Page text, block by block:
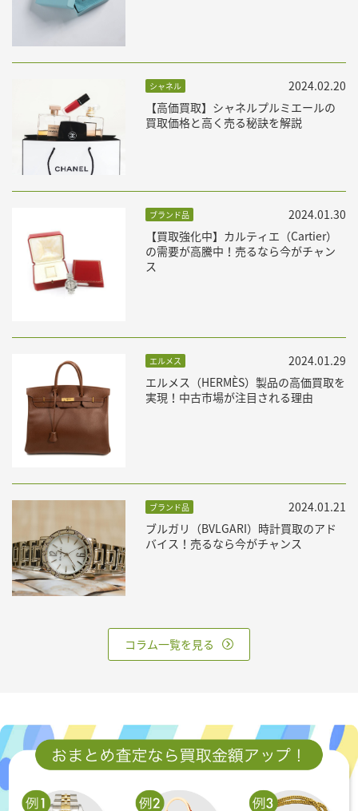
シャネル
【高価買取】シャネルプルミエールの
買取価格と高く売る秘訣を解説
2024.02.20
ブランド品
【買取強化中】カルティエ（Cartier）
の需要が高騰中！売るなら今がチャン
ス
2024.01.30
エルメス
エルメス（HERMÈS）製品の高価買取を
実現！中古市場が注目される理由
2024.01.29
ブランド品
ブルガリ（BVLGARI）時計買取のアド
バイス！売るなら今がチャンス
2024.01.21
コラム一覧を見る